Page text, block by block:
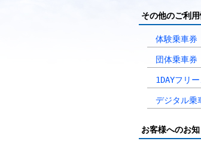
その他のご利
体験乗車券
団体乗車券
1DAYフリ
デジタル乗
お客様へのお